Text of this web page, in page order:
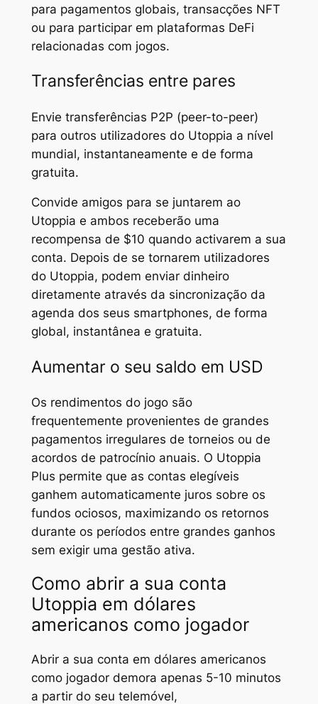
para pagamentos globais, transacções NFT
ou para participar em plataformas DeFi
relacionadas com jogos.
Transferências entre pares
Envie transferências P2P (peer-to-peer)
para outros utilizadores do Utoppia a nível
mundial, instantaneamente e de forma
gratuita.
Convide amigos para se juntarem ao
Utoppia e ambos receberão uma
recompensa de $10 quando activarem a sua
conta. Depois de se tornarem utilizadores
do Utoppia, podem enviar dinheiro
diretamente através da sincronização da
agenda dos seus smartphones, de forma
global, instantânea e gratuita.
Aumentar o seu saldo em USD
Os rendimentos do jogo são
frequentemente provenientes de grandes
pagamentos irregulares de torneios ou de
acordos de patrocínio anuais. O Utoppia
Plus permite que as contas elegíveis
ganhem automaticamente juros sobre os
fundos ociosos, maximizando os retornos
durante os períodos entre grandes ganhos
sem exigir uma gestão ativa.
Como abrir a sua conta
Utoppia em dólares
americanos como jogador
Abrir a sua conta em dólares americanos
como jogador demora apenas 5-10 minutos
a partir do seu telemóvel,